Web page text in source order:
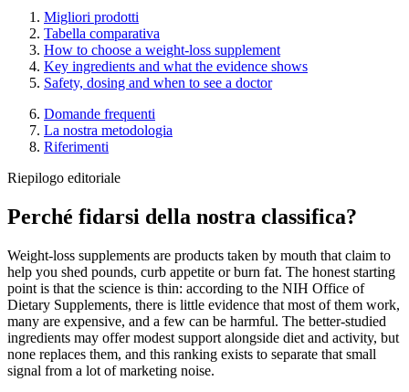
Migliori prodotti
Tabella comparativa
How to choose a weight-loss supplement
Key ingredients and what the evidence shows
Safety, dosing and when to see a doctor
Domande frequenti
La nostra metodologia
Riferimenti
Riepilogo editoriale
Perché fidarsi della nostra classifica?
Weight-loss supplements are products taken by mouth that claim to
help you shed pounds, curb appetite or burn fat. The honest starting
point is that the science is thin: according to the NIH Office of
Dietary Supplements, there is little evidence that most of them work,
many are expensive, and a few can be harmful. The better-studied
ingredients may offer modest support alongside diet and activity, but
none replaces them, and this ranking exists to separate that small
signal from a lot of marketing noise.